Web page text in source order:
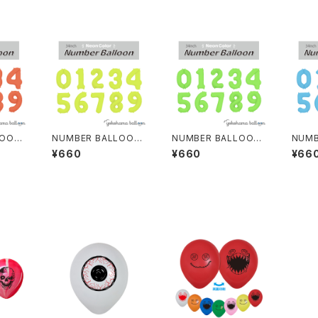
NUMBER BALLOON
NEON YELLOW 個
包装
¥660
NUMBER BALLOON
NEON LIGHT GREE
N 個包装
¥660
個包